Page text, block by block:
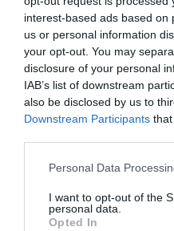
interest-based ads based on
us or personal information
your opt-out. You may
disclosure of your personal
IAB’s list of downstream
also be disclosed by us to
Downstream Participants
Personal Data
I want to opt-out of the
personal data.
Opted In
Με μεγάλη χαρά
υπάρχει πολύ νεολαία
ιδιαίτερα, σαφώς η
σε ένα κοινό μιας άλλης
ιδιαίτερο αλλά αυτό το
υπάρχει και σε
ανακαλύψει αυτή την
επισημάνουμε τη μεγάλη
που δεν πρέπει να χαθεί
την ακούει σωστά και με